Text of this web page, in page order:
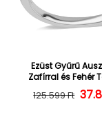
Ezüst Gyűrű
Zafírral és Fehér
125.599 Ft